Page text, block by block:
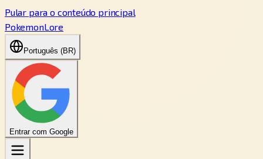
Pular para o conteúdo principal
PokemonLore
Português (BR)
Entrar com Google